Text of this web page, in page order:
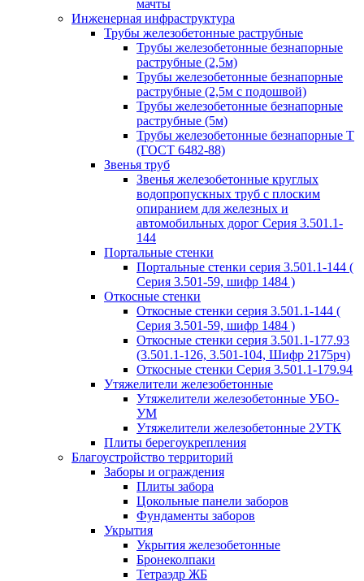
мачты
Инженерная инфраструктура
Трубы железобетонные раструбные
Трубы железобетонные безнапорные
раструбные (2,5м)
Трубы железобетонные безнапорные
раструбные (2,5м с подошвой)
Трубы железобетонные безнапорные
раструбные (5м)
Трубы железобетонные безнапорные Т
(ГОСТ 6482-88)
Звенья труб
Звенья железобетонные круглых
водопропускных труб с плоским
опиранием для железных и
автомобильных дорог Серия 3.501.1-
144
Портальные стенки
Портальные стенки серия 3.501.1-144 (
Серия 3.501-59, шифр 1484 )
Откосные стенки
Откосные стенки серия 3.501.1-144 (
Серия 3.501-59, шифр 1484 )
Откосные стенки серия 3.501.1-177.93
(3.501.1-126, 3.501-104, Шифр 2175рч)
Откосные стенки Серия 3.501.1-179.94
Утяжелители железобетонные
Утяжелители железобетонные УБО-
УМ
Утяжелители железобетонные 2УТК
Плиты берегоукрепления
Благоустройство территорий
Заборы и ограждения
Плиты забора
Цокольные панели заборов
Фундаменты заборов
Укрытия
Укрытия железобетонные
Бронеколпаки
Тетраэдр ЖБ